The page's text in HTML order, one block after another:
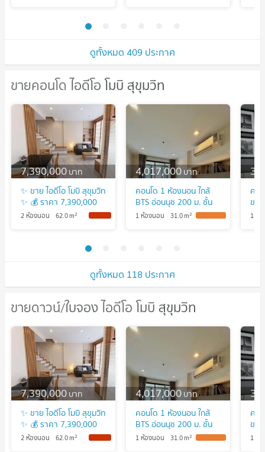
ดูทั้งหมด 409 ประกาศ
ขายคอนโด ไอดีโอ โมบิ สุขุมวิท
ดูทั้งหมด 118 ประกาศ
ขายคอนโด ไอดีโอ โมบิ สุขุมวิท
7,390,000บาท
✨ ขาย ไอดีโอ โมบิ สุขุมวิท
✨ 💰 ราคา 7,390,000
บาท
2 ห้องนอน 62.0m2
4,017,000บาท
คอนโด 1 ห้องนอน ใกล้
BTS อ่อนนุช 200 ม. ชั้น
20 ขนาด 31 ตร.ม. Ideo
1 ห้องนอน 31.0m2
คอ
ขน
1 ห้
ขายดาวน์/ใบจอง ไอดีโอ โมบิ สุขุมวิท
ขายดาวน์/ใบจอง ไอดีโอ โมบิ สุขุมวิท
7,390,000บาท
✨ ขาย ไอดีโอ โมบิ สุขุมวิท
✨ 💰 ราคา 7,390,000
บาท
2 ห้องนอน 62.0m2
4,017,000บาท
คอนโด 1 ห้องนอน ใกล้
BTS อ่อนนุช 200 ม. ชั้น
20 ขนาด 31 ตร.ม. Ideo
1 ห้องนอน 31.0m2
คอ
ขน
1 ห้